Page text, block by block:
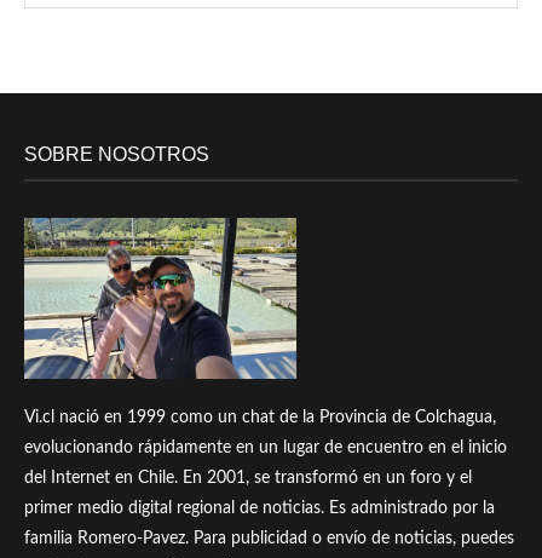
SOBRE NOSOTROS
Vi.cl nació en 1999 como un chat de la Provincia de Colchagua,
evolucionando rápidamente en un lugar de encuentro en el inicio
del Internet en Chile. En 2001, se transformó en un foro y el
primer medio digital regional de noticias. Es administrado por la
familia Romero-Pavez. Para publicidad o envío de noticias, puedes